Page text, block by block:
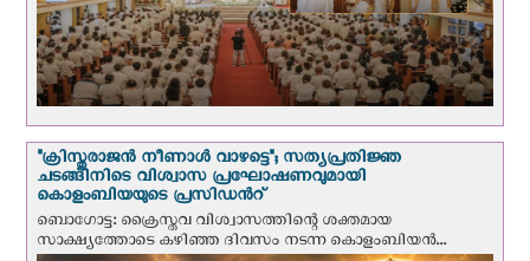
"ക്രിസ്തുരാജന്‍ നീണാള്‍ വാഴട്ടെ"; സത്യപ്രതിജ്ഞ
ചടങ്ങിനിടെ വിശ്വാസ പ്രഘോഷണവുമായി
കൊളംബിയയുടെ പ്രസിഡന്‍റ്
ബൊഗോട്ട: ക്രൈസ്തവ വിശ്വാസത്തിന്റെ ശക്തമായ
സാക്ഷ്യത്തോടെ കഴിഞ്ഞ ദിവസം നടന്ന കൊളംബിയന്‍...